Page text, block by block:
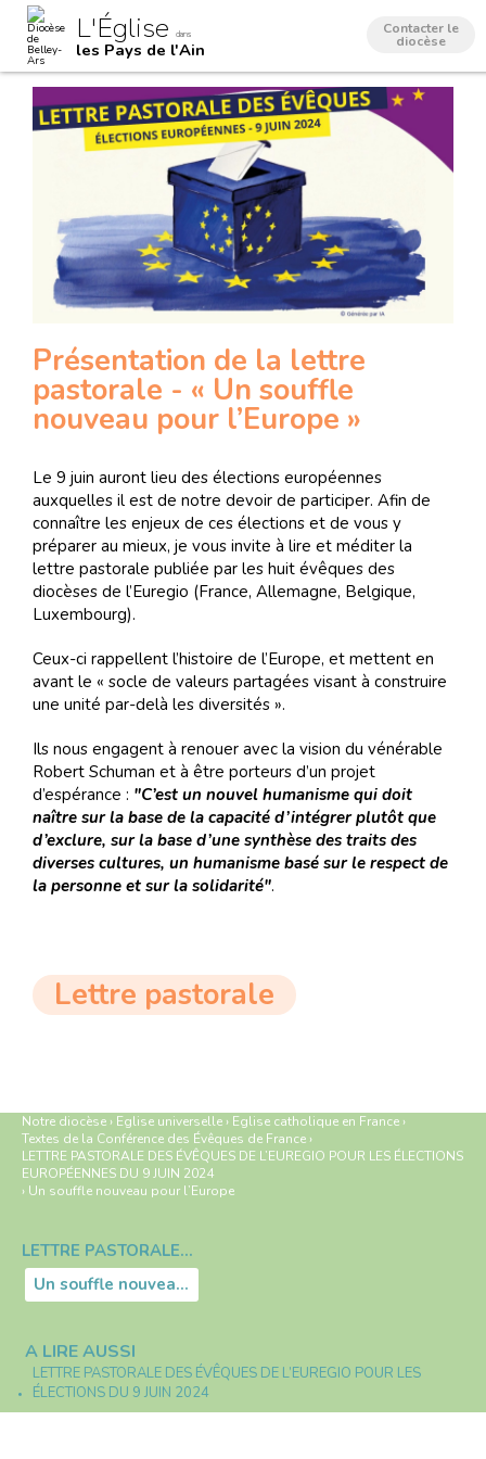
contenu.
navigation
Outils
personnels
L'Église dans
les Pays de l'Ain
Contacter le
diocèse
Présentation de la lettre
pastorale - « Un souffle
nouveau pour l’Europe »
Le 9 juin auront lieu des élections européennes
auxquelles il est de notre devoir de participer. Afin de
connaître les enjeux de ces élections et de vous y
préparer au mieux, je vous invite à lire et méditer la
lettre pastorale publiée par les huit évêques des
diocèses de l’Euregio (France, Allemagne, Belgique,
Luxembourg).
Ceux-ci rappellent l’histoire de l’Europe, et mettent en
avant le « socle de valeurs partagées visant à construire
une unité par-delà les diversités ».
Ils nous engagent à renouer avec la vision du vénérable
Robert Schuman et à être porteurs d’un projet
d’espérance : "C’est un nouvel humanisme qui doit
naître sur la base de la capacité d’intégrer plutôt que
d’exclure, sur la base d’une synthèse des traits des
diverses cultures, un humanisme basé sur le respect de
la personne et sur la solidarité".
Lettre pastorale
Notre diocèse › Eglise universelle › Eglise catholique en France ›
Textes de la Conférence des Évêques de France ›
LETTRE PASTORALE DES ÉVÊQUES DE L’EUREGIO POUR LES ÉLECTIONS
EUROPÉENNES DU 9 JUIN 2024
› Un souffle nouveau pour l’Europe
Navigation
LETTRE PASTORALE DES ÉVÊQUES DE L’EUREGIO POUR LES ÉLECTIONS EUROPÉENNES DU 9 JUIN 2024
Un souffle nouveau pour l’Europe
A LIRE AUSSI
LETTRE PASTORALE DES ÉVÊQUES DE L’EUREGIO POUR LES
ÉLECTIONS DU 9 JUIN 2024